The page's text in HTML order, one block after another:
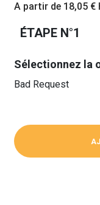
A partir de 18,05 €
ÉTAPE N°1
Sélectionnez la
Bad Request